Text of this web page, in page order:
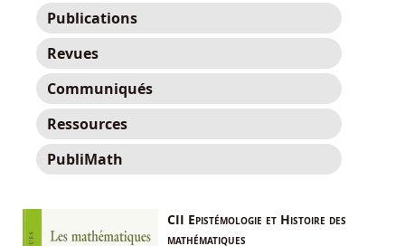
Publications
Revues
Communiqués
Ressources
PubliMath
CII Epistémologie et Histoire des
mathématiques